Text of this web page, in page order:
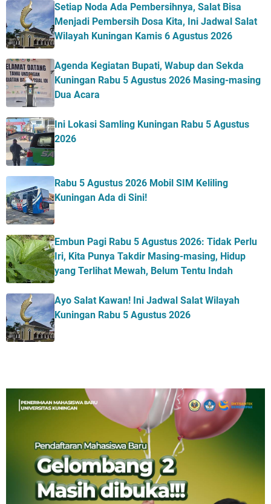
Setiap Noda Ada Pembersihnya, Salat Bisa
Menjadi Pembersih Dosa Kita, Ini Jadwal Salat
Wilayah Kuningan Kamis 6 Agustus 2026
Agenda Kegiatan Bupati, Wabup dan Sekda
Kuningan Rabu 5 Agustus 2026 Masing-masing
Dua Acara
Ini Lokasi Samling Kuningan Rabu 5 Agustus
2026
Rabu 5 Agustus 2026 Mobil SIM Keliling
Kuningan Ada di Sini!
Embun Pagi Rabu 5 Agustus 2026: Tidak Perlu
Iri, Kita Punya Takdir Masing-masing, Hidup
yang Terlihat Mewah, Belum Tentu Indah
Ayo Salat Kawan! Ini Jadwal Salat Wilayah
Kuningan Rabu 5 Agustus 2026